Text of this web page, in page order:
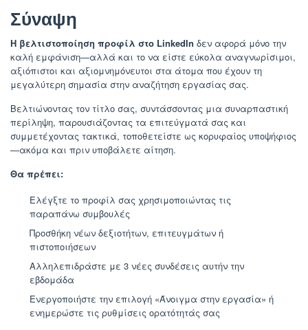
Σύναψη
Η βελτιστοποίηση προφίλ στο LinkedIn δεν αφορά μόνο την
καλή εμφάνιση—αλλά και το να είστε εύκολα αναγνωρίσιμοι,
αξιόπιστοι και αξιομνημόνευτοι στα άτομα που έχουν τη
μεγαλύτερη σημασία στην αναζήτηση εργασίας σας.
Βελτιώνοντας τον τίτλο σας, συντάσσοντας μια συναρπαστική
περίληψη, παρουσιάζοντας τα επιτεύγματά σας και
συμμετέχοντας τακτικά, τοποθετείστε ως κορυφαίος υποψήφιος
—ακόμα και πριν υποβάλετε αίτηση.
Θα πρέπει:
Ελέγξτε το προφίλ σας χρησιμοποιώντας τις
παραπάνω συμβουλές
Προσθήκη νέων δεξιοτήτων, επιτευγμάτων ή
πιστοποιήσεων
Αλληλεπιδράστε με 3 νέες συνδέσεις αυτήν την
εβδομάδα
Ενεργοποιήστε την επιλογή «Άνοιγμα στην εργασία» ή
ενημερώστε τις ρυθμίσεις ορατότητάς σας